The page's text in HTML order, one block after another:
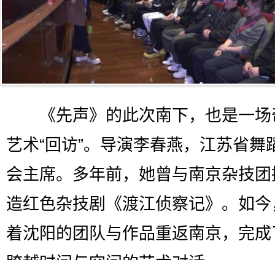
《先声》的此次南下，也是一场
艺术“回访”。导演李春燕，江苏省舞
会主席。多年前，她曾与南京杂技
造红色杂技剧《渡江侦察记》。如
着沈阳的团队与作品重返南京，完